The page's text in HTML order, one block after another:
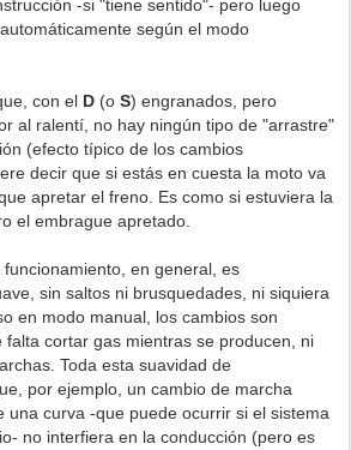
-si "tiene sentido"- pero luego
según el modo
con el D (o S) engranados, pero
al ralentí, no hay ningún tipo de "arrastre"
(efecto típico de los cambios
decir que si estás en cuesta la moto va
apretar el freno. Es como si estuviera la
el embrague apretado.
en general, es
sin saltos ni brusquedades, ni siquiera
en modo manual, los cambios son
falta cortar gas mientras se producen, ni
Toda esta suavidad de
por ejemplo, un cambio de marcha
una curva -que puede ocurrir si el sistema
no interfiera en la conducción (pero es